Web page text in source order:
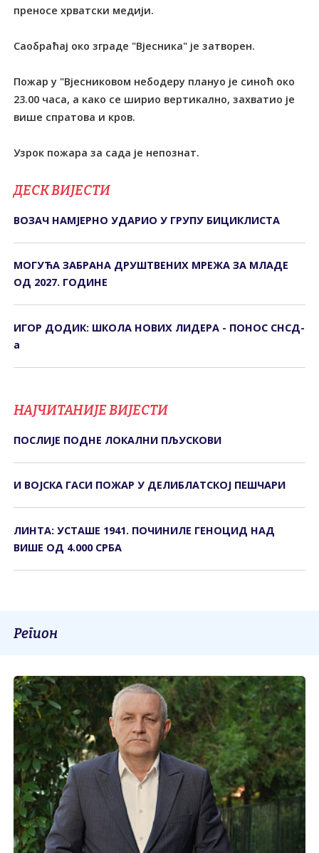
преносе хрватски медији.
Саобраћај око зграде "Вјесника" је затворен.
Пожар у "Вјесниковом небодеру плануо је синоћ око
23.00 часа, а како се ширио вертикално, захватио је
више спратова и кров.
Узрок пожара за сада је непознат.
ДЕСК ВИЈЕСТИ
ВОЗАЧ НАМЈЕРНО УДАРИО У ГРУПУ БИЦИКЛИСТА
МОГУЋА ЗАБРАНА ДРУШТВЕНИХ МРЕЖА ЗА МЛАДЕ
ОД 2027. ГОДИНЕ
ИГОР ДОДИК: ШКОЛА НОВИХ ЛИДЕРА - ПОНОС СНСД-
а
НАЈЧИТАНИЈЕ ВИЈЕСТИ
ПОСЛИЈЕ ПОДНЕ ЛОКАЛНИ ПЉУСКОВИ
И ВОЈСКА ГАСИ ПОЖАР У ДЕЛИБЛАТСКОЈ ПЕШЧАРИ
ЛИНТА: УСТАШЕ 1941. ПОЧИНИЛЕ ГЕНОЦИД НАД
ВИШЕ ОД 4.000 СРБА
Регион